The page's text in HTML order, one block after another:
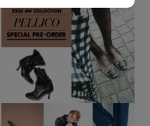
UPがスタート